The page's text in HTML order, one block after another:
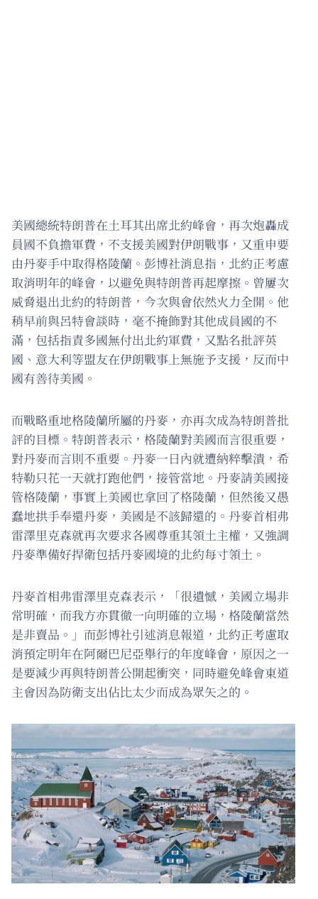
美國總統特朗普在土耳其出席北約峰會，再次炮轟成
員國不負擔軍費，不支援美國對伊朗戰事，又重申要
由丹麥手中取得格陵蘭。彭博社消息指，北約正考慮
取消明年的峰會，以避免與特朗普再起摩擦。曾屢次
威脅退出北約的特朗普，今次與會依然火力全開。他
稍早前與呂特會談時，毫不掩飾對其他成員國的不
滿，包括指責多國無付出北約軍費，又點名批評英
國、意大利等盟友在伊朗戰事上無施予支援，反而中
國有善待美國。
而戰略重地格陵蘭所屬的丹麥，亦再次成為特朗普批
評的目標。特朗普表示，格陵蘭對美國而言很重要，
對丹麥而言則不重要。丹麥一日內就遭納粹擊潰，希
特勒只花一天就打跑他們，接管當地。丹麥請美國接
管格陵蘭，事實上美國也拿回了格陵蘭，但然後又愚
蠢地拱手奉還丹麥，美國是不該歸還的。丹麥首相弗
雷澤里克森就再次要求各國尊重其領土主權，又強調
丹麥準備好捍衛包括丹麥國境的北約每寸領土。
丹麥首相弗雷澤里克森表示，「很遺憾，美國立場非
常明確，而我方亦貫徹一向明確的立場，格陵蘭當然
是非賣品。」而彭博社引述消息報道，北約正考慮取
消預定明年在阿爾巴尼亞舉行的年度峰會，原因之一
是要減少再與特朗普公開起衝突，同時避免峰會東道
主會因為防衛支出佔比太少而成為眾矢之的。